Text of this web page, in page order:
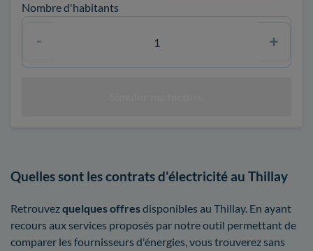
Nombre d'habitants
Quelles sont les contrats d'électricité au Thillay
Retrouvezquelques offresdisponibles au Thillay. En ayant
recours aux services proposés par notre outil permettant de
comparer les fournisseurs d'énergies, vous trouverez sans